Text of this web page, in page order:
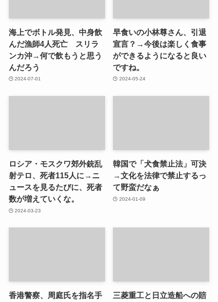
海上でボトル発見、中身飲
んだ漁師4人死亡 スリラ
ンカ沖→何で飲もうと思う
んだろう
2024-07-01
早食いの小林尊さん、引退
宣言？→今後は楽しく食事
ができるようになると良い
ですね。
2024-05-24
ロシア・モスクワ郊外銃乱
射テロ、死者115人に→ニ
ュースを見るたびに、死者
数が増えていくな。
2024-03-23
韓国で「犬食禁止法」可決
→文化を法律で禁止するっ
て野蛮だなぁ
2024-01-09
香港警察、周庭氏を指名手
三菱重工と日立造船への賠